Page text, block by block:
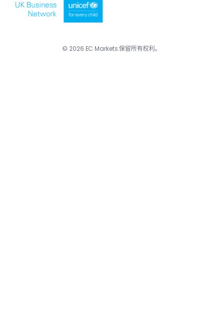
© 2026 EC Markets.保留所有权利。